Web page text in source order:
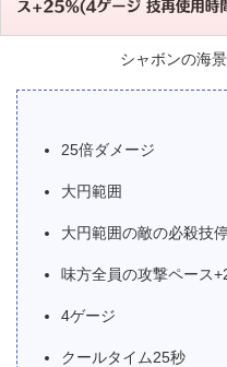
シャボンの海
25倍ダメージ
大円範囲
大円範囲の敵の必殺技
味方全員の攻撃ペース
4ゲージ
クールタイム25秒